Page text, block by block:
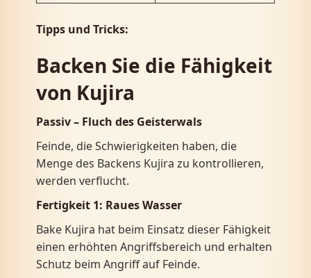
Tipps und Tricks:
Backen Sie die Fähigkeit
von Kujira
Passiv – Fluch des Geisterwals
Feinde, die Schwierigkeiten haben, die
Menge des Backens Kujira zu kontrollieren,
werden verflucht.
Fertigkeit 1: Raues Wasser
Bake Kujira hat beim Einsatz dieser Fähigkeit
einen erhöhten Angriffsbereich und erhalten
Schutz beim Angriff auf Feinde.